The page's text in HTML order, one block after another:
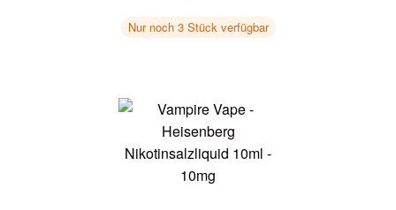
Unsere StandorteNur noch 3 Stück verfügbar